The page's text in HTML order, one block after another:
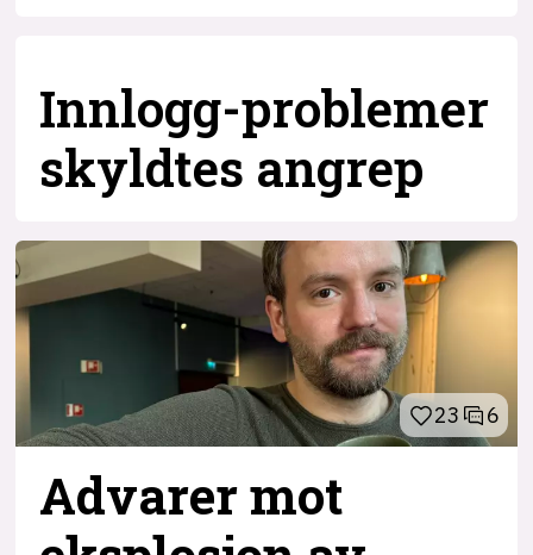
Innlogg-problemer
skyldtes angrep
23 6
Advarer mot